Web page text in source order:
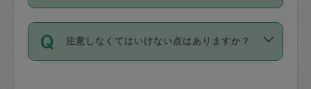
詳細FAQ：
損害賠償保険について教えて
共通）
72時間を超える※と、以下のキャンセル
料が発生します。
とによって、気に入ったタスカジさんを
まず、条件の合う気になるタスカジさ
不在の場合の作業はタスカジさんの同意
が必要です。数回の依頼ののち、タスカ
ジさんと依頼者の間で十分な信頼関係が
注意しなくてはいけない点はありますか？